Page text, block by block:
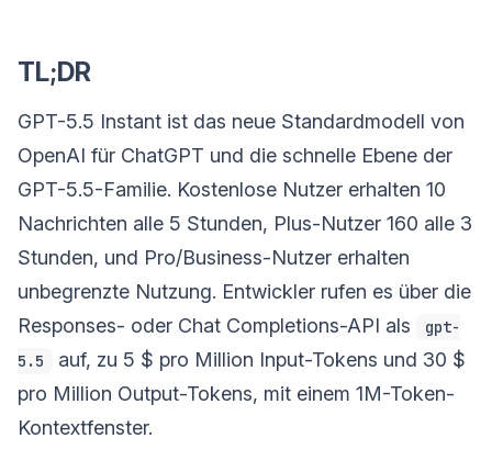
TL;DR
GPT-5.5 Instant ist das neue Standardmodell von
OpenAI für ChatGPT und die schnelle Ebene der
GPT-5.5-Familie. Kostenlose Nutzer erhalten 10
Nachrichten alle 5 Stunden, Plus-Nutzer 160 alle 3
Stunden, und Pro/Business-Nutzer erhalten
unbegrenzte Nutzung. Entwickler rufen es über die
Responses- oder Chat Completions-API als
gpt-
5.5
auf, zu 5 $ pro Million Input-Tokens und 30 $
pro Million Output-Tokens, mit einem 1M-Token-
Kontextfenster.